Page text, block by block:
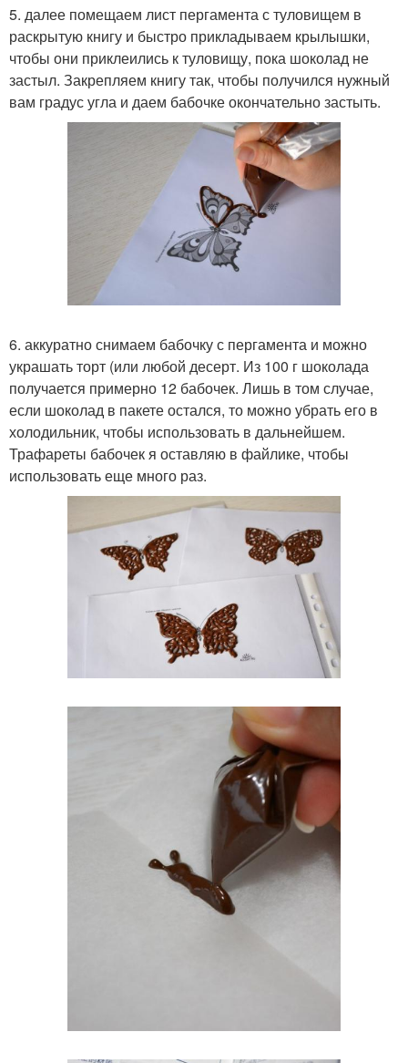
5. далее помещаем лист пергамента с туловищем в
раскрытую книгу и быстро прикладываем крылышки,
чтобы они приклеились к туловищу, пока шоколад не
застыл. Закрепляем книгу так, чтобы получился нужный
вам градус угла и даем бабочке окончательно застыть.
6. аккуратно снимаем бабочку с пергамента и можно
украшать торт (или любой десерт. Из 100 г шоколада
получается примерно 12 бабочек. Лишь в том случае,
если шоколад в пакете остался, то можно убрать его в
холодильник, чтобы использовать в дальнейшем.
Трафареты бабочек я оставляю в файлике, чтобы
использовать еще много раз.